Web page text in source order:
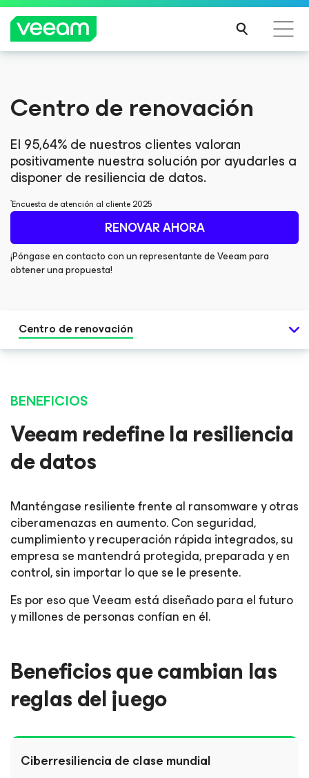
actualización de contenido de CrowdStrike
MÁS
INFO
RMA
CIÓN
actualización de contenido de CrowdStrike
MÁS
INFO
RMA
CIÓN
Centro de renovación
El 95,64% de nuestros clientes valoran
positivamente nuestra solución por ayudarles a
disponer de resiliencia de datos.
*Encuesta de atención al cliente 2025
RENOVAR AHORA
¡Póngase en contacto con un representante de Veeam para
obtener una propuesta!
Centro de renovación
BENEFICIOS
Veeam redefine la resiliencia
de datos
Manténgase resiliente frente al ransomware y otras
ciberamenazas en aumento. Con seguridad,
cumplimiento y recuperación rápida integrados, su
empresa se mantendrá protegida, preparada y en
control, sin importar lo que se le presente.
Es por eso que Veeam está diseñado para el futuro
y millones de personas confían en él.
Beneficios que cambian las
reglas del juego
Ciberresiliencia de clase mundial